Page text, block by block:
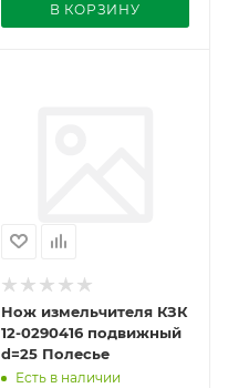
В КОРЗИНУ
Нож измельчителя КЗК
12-0290416 подвижный
d=25 Полесье
Есть в наличии